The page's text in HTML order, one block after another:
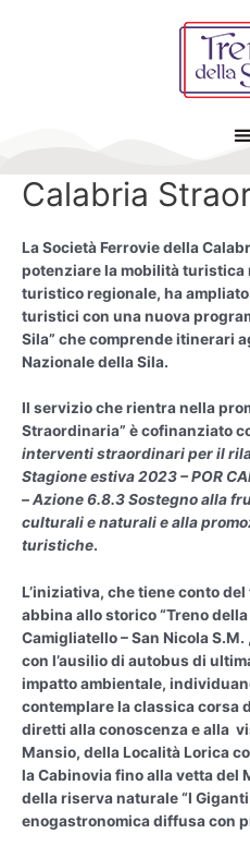
Calabria
La Società Ferrovie della
potenziare la mobilità turistica
turistico regionale, ha
turistici con una nuova
Sila” che comprende itinerari
Nazionale della Sila.
Il servizio che rientra nella
Straordinaria” è cofinanziato
interventi straordinari per il
Stagione estiva 2023 – POR
– Azione 6.8.3 Sostegno alla
culturali e naturali e alla
turistiche.
L’iniziativa, che tiene conto
abbina allo storico “Treno
Camigliatello – San Nicola
con l’ausilio di autobus di
impatto ambientale,
contemplare la classica corsa
diretti alla conoscenza e alla
Mansio, della Località Lorica
la Cabinovia fino alla vetta del
della riserva naturale “I Giganti
enogastronomica diffusa con